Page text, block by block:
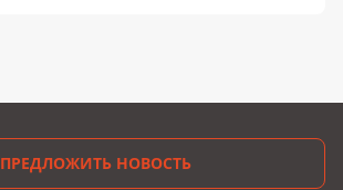
ПРЕДЛОЖИТЬ НОВОСТЬ